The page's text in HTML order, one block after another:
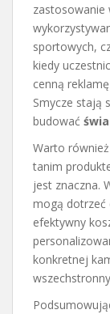
zastosowanie
sportowych,
kiedy
cenną
Smycze stają
budować
Warto
tanim
jest znaczna.
mogą dotrzeć
efektywny
konkretnej